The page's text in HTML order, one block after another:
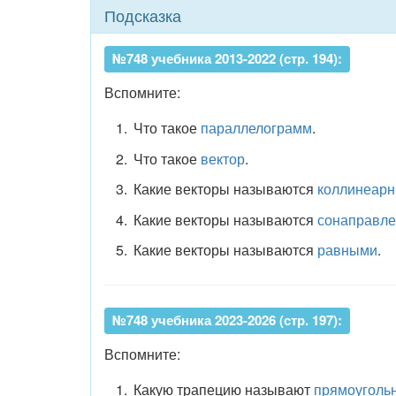
Подсказка
№748 учебника 2013-2022 (стр. 194):
Вспомните:
Что такое параллелограмм.
Что такое вектор.
Какие векторы называются
Какие векторы называются
Какие векторы называются равными.
№748 учебника 2023-2026 (стр. 197):
Вспомните:
Какую трапецию называют